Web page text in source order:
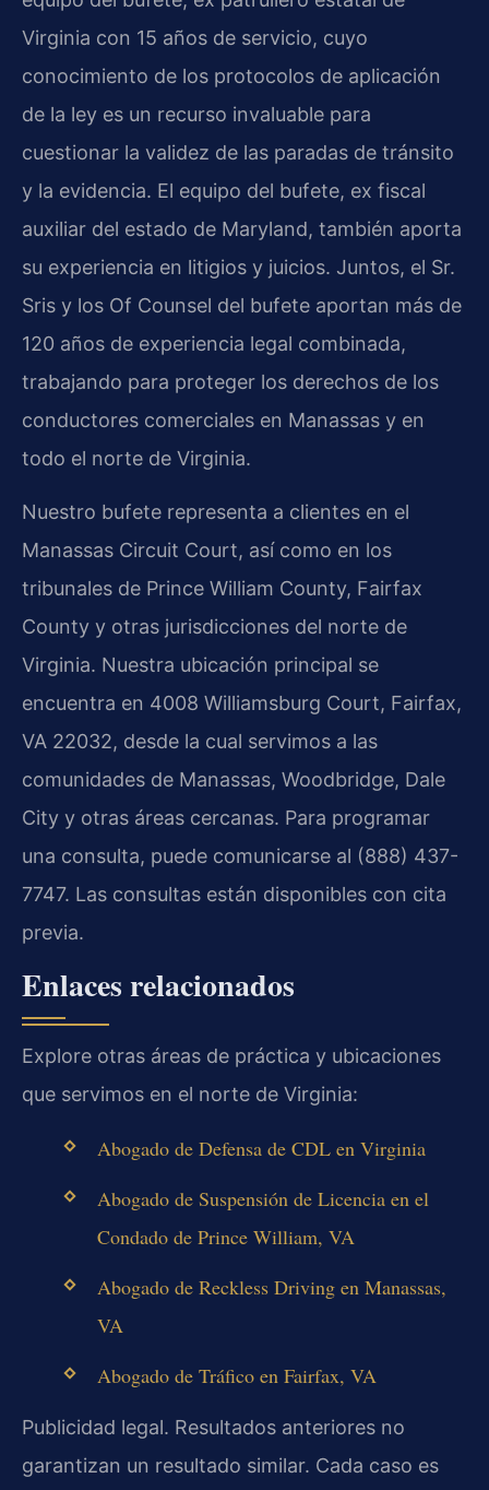
Virginia con 15 años de servicio, cuyo
conocimiento de los protocolos de aplicación
de la ley es un recurso invaluable para
cuestionar la validez de las paradas de tránsito
y la evidencia. El equipo del bufete, ex fiscal
auxiliar del estado de Maryland, también aporta
su experiencia en litigios y juicios. Juntos, el Sr.
Sris y los Of Counsel del bufete aportan más de
120 años de experiencia legal combinada,
trabajando para proteger los derechos de los
conductores comerciales en Manassas y en
todo el norte de Virginia.
Nuestro bufete representa a clientes en el
Manassas Circuit Court, así como en los
tribunales de Prince William County, Fairfax
County y otras jurisdicciones del norte de
Virginia. Nuestra ubicación principal se
encuentra en 4008 Williamsburg Court, Fairfax,
VA 22032, desde la cual servimos a las
comunidades de Manassas, Woodbridge, Dale
City y otras áreas cercanas. Para programar
una consulta, puede comunicarse al (888) 437-
7747. Las consultas están disponibles con cita
previa.
Enlaces relacionados
Explore otras áreas de práctica y ubicaciones
que servimos en el norte de Virginia:
Abogado de Defensa de CDL en Virginia
Abogado de Suspensión de Licencia en el
Condado de Prince William, VA
Abogado de Reckless Driving en Manassas,
VA
Abogado de Tráfico en Fairfax, VA
Publicidad legal. Resultados anteriores no
garantizan un resultado similar. Cada caso es